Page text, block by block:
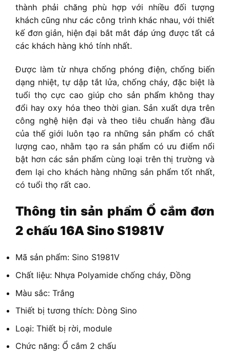
thành phải chăng phù hợp với nhiều đối tượng
khách cũng như các công trình khác nhau, với thiết
kế đơn giản, hiện đại bắt mắt đáp ứng được tất cả
các khách hàng khó tính nhất.
Được làm từ nhựa chống phóng điện, chống biến
dạng nhiệt, tự dập tắt lửa, chống cháy, đặc biệt là
tuổi thọ cực cao giúp cho sản phẩm không thay
đổi hay oxy hóa theo thời gian. Sản xuất dựa trên
công nghệ hiện đại và theo tiêu chuẩn hàng đầu
của thế giới luôn tạo ra những sản phẩm có chất
lượng cao, nhằm tạo ra sản phẩm có ưu điểm nổi
bật hơn các sản phẩm cùng loại trên thị trường và
đem lại cho khách hàng những sản phẩm tốt nhất,
có tuổi thọ rất cao.
Thông tin sản phẩm Ổ cắm đơn
2 chấu 16A Sino S1981V
Mã sản phẩm: Sino S1981V
Chất liệu: Nhựa Polyamide chống cháy, Đồng
Màu sắc: Trắng
Thiết bị tương thích: Dòng Sino
Loại: Thiết bị rời, module
Chức năng: Ổ cắm 2 chấu